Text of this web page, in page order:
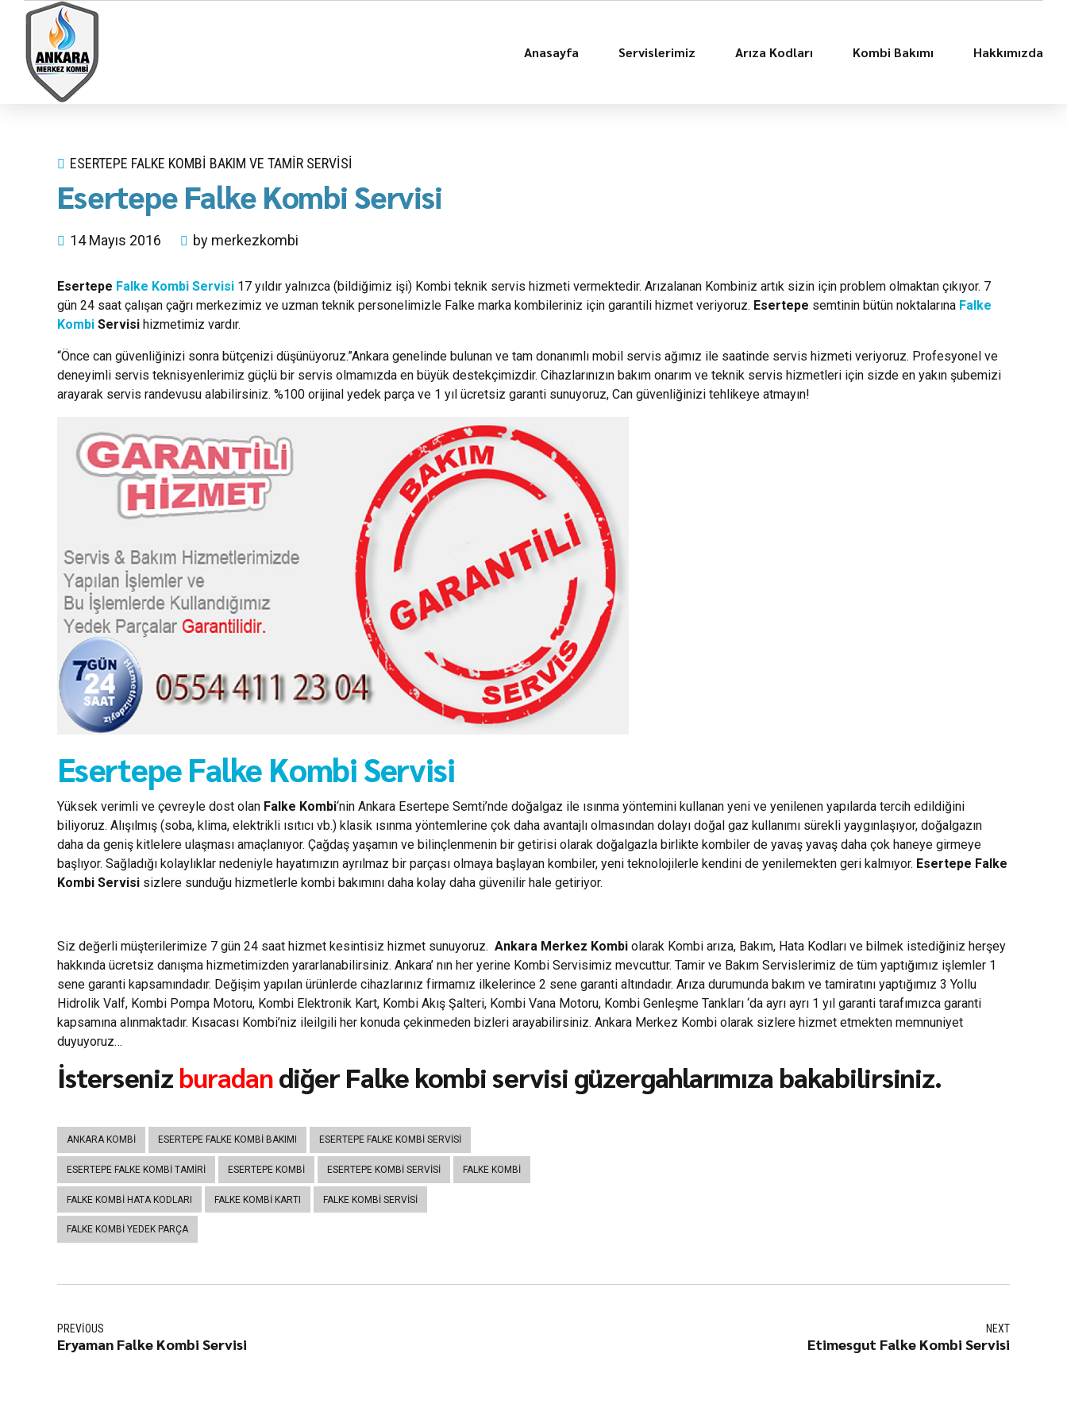
Anasayfa Servislerimiz Arıza Kodları Kombi Bakımı Hakkımızda
ESERTEPE FALKE KOMBI BAKIM VE TAMIR SERVISI
Esertepe Falke Kombi Servisi
14 Mayıs 2016 by merkezkombi
Esertepe Falke Kombi Servisi 17 yıldır yalnızca (bildiğimiz işi) Kombi teknik servis hizmeti vermektedir. Arızalanan Kombiniz artık sizin için problem olmaktan çıkıyor. 7
gün 24 saat çalışan çağrı merkezimiz ve uzman teknik personelimizle Falke marka kombileriniz için garantili hizmet veriyoruz. Esertepe semtinin bütün noktalarına Falke
Kombi Servisi hizmetimiz vardır.
“Önce can güvenliğinizi sonra bütçenizi düşünüyoruz.”Ankara genelinde bulunan ve tam donanımlı mobil servis ağımız ile saatinde servis hizmeti veriyoruz. Profesyonel ve
deneyimli servis teknisyenlerimiz güçlü bir servis olmamızda en büyük destekçimizdir. Cihazlarınızın bakım onarım ve teknik servis hizmetleri için sizde en yakın şubemizi
arayarak servis randevusu alabilirsiniz. %100 orijinal yedek parça ve 1 yıl ücretsiz garanti sunuyoruz, Can güvenliğinizi tehlikeye atmayın!
Esertepe Falke Kombi Servisi
Yüksek verimli ve çevreyle dost olan Falke Kombi‘nin Ankara Esertepe Semti’nde doğalgaz ile ısınma yöntemini kullanan yeni ve yenilenen yapılarda tercih edildiğini
biliyoruz. Alışılmış (soba, klima, elektrikli ısıtıcı vb.) klasik ısınma yöntemlerine çok daha avantajlı olmasından dolayı doğal gaz kullanımı sürekli yaygınlaşıyor, doğalgazın
daha da geniş kitlelere ulaşması amaçlanıyor. Çağdaş yaşamın ve bilinçlenmenin bir getirisi olarak doğalgazla birlikte kombiler de yavaş yavaş daha çok haneye girmeye
başlıyor. Sağladığı kolaylıklar nedeniyle hayatımızın ayrılmaz bir parçası olmaya başlayan kombiler, yeni teknolojilerle kendini de yenilemekten geri kalmıyor. Esertepe Falke
Kombi Servisi sizlere sunduğu hizmetlerle kombi bakımını daha kolay daha güvenilir hale getiriyor.
Siz değerli müşterilerimize 7 gün 24 saat hizmet kesintisiz hizmet sunuyoruz. Ankara Merkez Kombi olarak Kombi arıza, Bakım, Hata Kodları ve bilmek istediğiniz herşey
hakkında ücretsiz danışma hizmetimizden yararlanabilirsiniz. Ankara’ nın her yerine Kombi Servisimiz mevcuttur. Tamir ve Bakım Servislerimiz de tüm yaptığımız işlemler 1
sene garanti kapsamındadır. Değişim yapılan ürünlerde cihazlarınız firmamız ilkelerince 2 sene garanti altındadır. Arıza durumunda bakım ve tamiratını yaptığımız 3 Yollu
Hidrolik Valf, Kombi Pompa Motoru, Kombi Elektronik Kart, Kombi Akış Şalteri, Kombi Vana Motoru, Kombi Genleşme Tankları ‘da ayrı ayrı 1 yıl garanti tarafımızca garanti
kapsamına alınmaktadır. Kısacası Kombi’niz ileilgili her konuda çekinmeden bizleri arayabilirsiniz. Ankara Merkez Kombi olarak sizlere hizmet etmekten memnuniyet
duyuyoruz…
İsterseniz buradandiğer Falke kombi servisi güzergahlarımıza bakabilirsiniz.
ANKARA KOMBI ESERTEPE FALKE KOMBI BAKIMI ESERTEPE FALKE KOMBI SERVISI
ESERTEPE FALKE KOMBI TAMIRI ESERTEPE KOMBI ESERTEPE KOMBI SERVISI FALKE KOMBI
FALKE KOMBI HATA KODLARI FALKE KOMBI KARTI FALKE KOMBI SERVISI
FALKE KOMBI YEDEK PARÇA
PREVIOUS
Eryaman Falke Kombi Servisi
NEXT
Etimesgut Falke Kombi Servisi